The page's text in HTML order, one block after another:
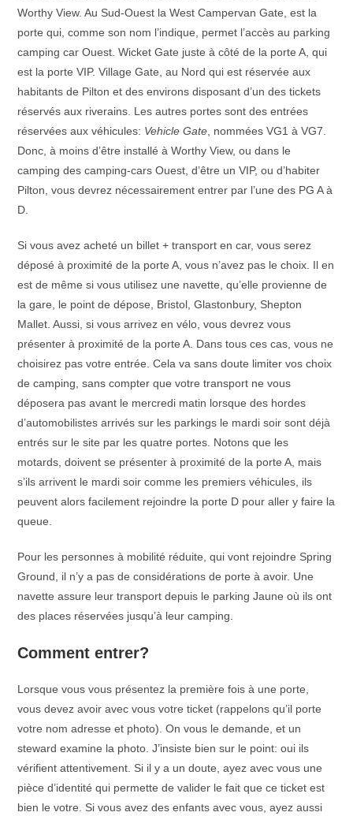
Worthy View. Au Sud-Ouest la West Campervan Gate, est la
porte qui, comme son nom l’indique, permet l’accès au parking
camping car Ouest. Wicket Gate juste à côté de la porte A, qui
est la porte VIP. Village Gate, au Nord qui est réservée aux
habitants de Pilton et des environs disposant d’un des tickets
réservés aux riverains. Les autres portes sont des entrées
réservées aux véhicules: Vehicle Gate , nommées VG1 à VG7.
Donc, à moins d’être installé à Worthy View, ou dans le
camping des camping-cars Ouest, d’être un VIP, ou d’habiter
Pilton, vous devrez nécessairement entrer par l’une des PG A à
D.
Si vous avez acheté un billet + transport en car, vous serez
déposé à proximité de la porte A, vous n’avez pas le choix. Il en
est de même si vous utilisez une navette, qu’elle provienne de
la gare, le point de dépose, Bristol, Glastonbury, Shepton
Mallet. Aussi, si vous arrivez en vélo, vous devrez vous
présenter à proximité de la porte A. Dans tous ces cas, vous ne
choisirez pas votre entrée. Cela va sans doute limiter vos choix
de camping, sans compter que votre transport ne vous
déposera pas avant le mercredi matin lorsque des hordes
d’automobilistes arrivés sur les parkings le mardi soir sont déjà
entrés sur le site par les quatre portes. Notons que les
motards, doivent se présenter à proximité de la porte A, mais
s’ils arrivent le mardi soir comme les premiers véhicules, ils
peuvent alors facilement rejoindre la porte D pour aller y faire la
queue.
Pour les personnes à mobilité réduite, qui vont rejoindre Spring
Ground, il n’y a pas de considérations de porte à avoir. Une
navette assure leur transport depuis le parking Jaune où ils ont
des places réservées jusqu’à leur camping.
Comment entrer?
Lorsque vous vous présentez la première fois à une porte,
vous devez avoir avec vous votre ticket (rappelons qu’il porte
votre nom adresse et photo). On vous le demande, et un
steward examine la photo. J’insiste bien sur le point: oui ils
vérifient attentivement. Si il y a un doute, ayez avec vous une
pièce d’identité qui permette de valider le fait que ce ticket est
bien le votre. Si vous avez des enfants avec vous, ayez aussi